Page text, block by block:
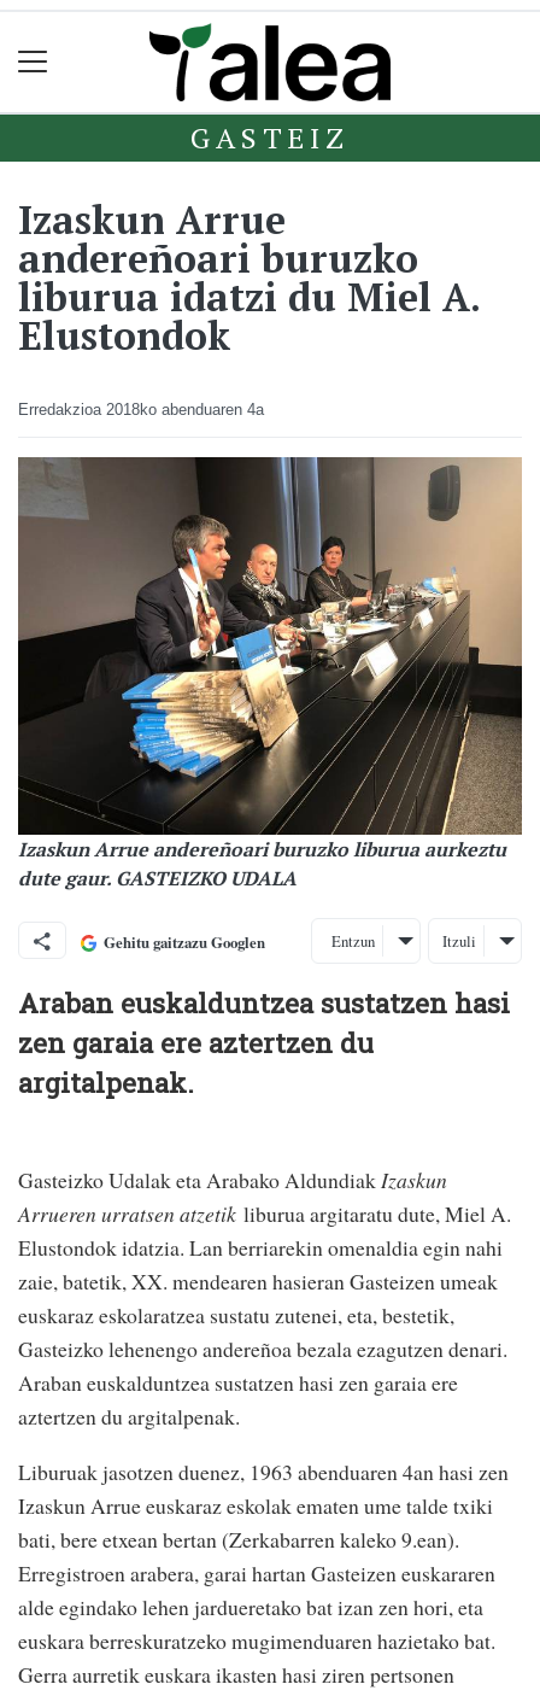
GASTEIZ
Izaskun Arrue
andereñoari buruzko
liburua idatzi du Miel A.
Elustondok
Erredakzioa 2018ko abenduaren 4a
Izaskun Arrue andereñoari buruzko liburua aurkeztu
dute gaur. GASTEIZKO UDALA
Gehitu gaitzazu Googlen Entzun Itzuli
Araban euskalduntzea sustatzen hasi
zen garaia ere aztertzen du
argitalpenak.
Gasteizko Udalak eta Arabako AldundiakIzaskun
Arrueren urratsen atzetik liburua argitaratu dute, Miel A.
Elustondok idatzia. Lan berriarekin omenaldia egin nahi
zaie, batetik, XX. mendearen hasieran Gasteizen umeak
euskaraz eskolaratzea sustatu zutenei, eta, bestetik,
Gasteizko lehenengo andereñoa bezala ezagutzen denari.
Araban euskalduntzea sustatzen hasi zen garaia ere
aztertzen du argitalpenak.
Liburuak jasotzen duenez, 1963 abenduaren 4an hasi zen
Izaskun Arrue euskaraz eskolak ematen ume talde txiki
bati, bere etxean bertan (Zerkabarren kaleko 9.ean).
Erregistroen arabera, garai hartan Gasteizen euskararen
alde egindako lehen jardueretako bat izan zen hori, eta
euskara berreskuratzeko mugimenduaren hazietako bat.
Gerra aurretik euskara ikasten hasi ziren pertsonen